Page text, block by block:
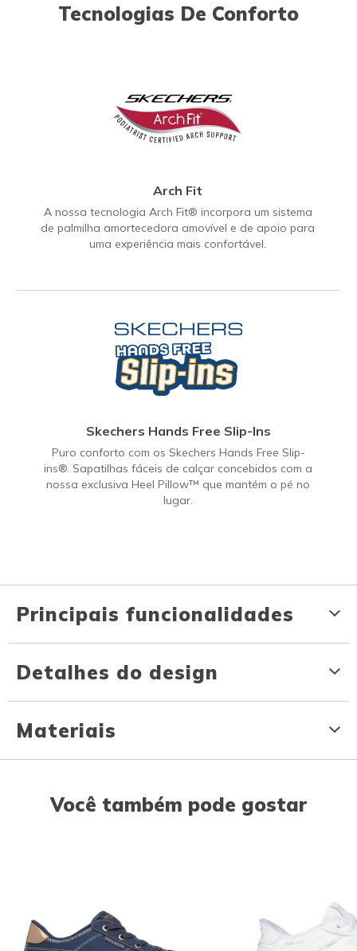
Tecnologias De Conforto
Arch Fit
A nossa tecnologia Arch Fit® incorpora um sistema
de palmilha amortecedora amovível e de apoio para
uma experiência mais confortável.
Skechers Hands Free Slip-Ins
Puro conforto com os Skechers Hands Free Slip-
ins®. Sapatilhas fáceis de calçar concebidos com a
nossa exclusiva Heel Pillow™ que mantém o pé no
lugar.
Principais funcionalidades
Detalhes do design
Materiais
Você também pode gostar